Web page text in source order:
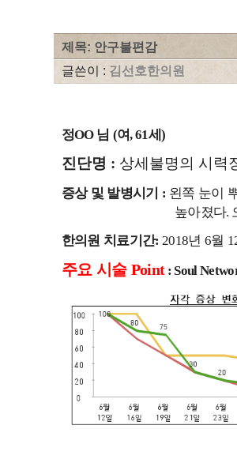
제목: 안구불편감
글쓴이 : 김선호한의원
정OO 님 (여, 61세 )
진단명 : 상세불명의 시력
증상 및 발병시기 : 왼쪽 눈이
높아졌다.
한의원 치료기간: 2018년 6월
주요 시술 Point : Soul